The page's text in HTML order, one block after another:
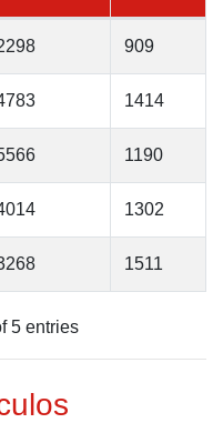
909
1414
1190
1302
1511
5 entries